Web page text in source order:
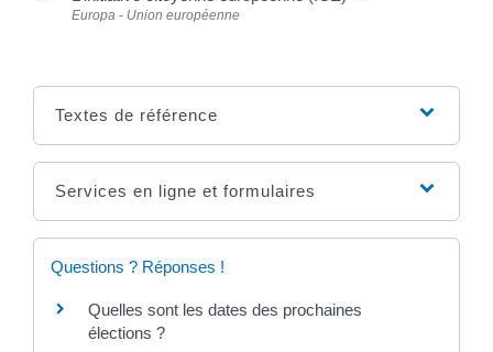
Europa - Union européenne
Textes de référence
Services en ligne et formulaires
Questions ? Réponses !
Quelles sont les dates des prochaines
élections ?